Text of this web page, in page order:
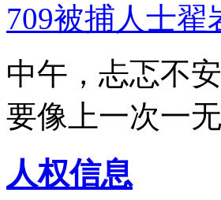
709被捕人士
中午，忐忑不
要像上一次一
人权信息